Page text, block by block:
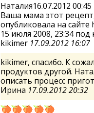
Наталия16.07.2012 00:45
Ваша мама этот
опубликовала на
15 июля 2008, 23:34
kikimer 17.09.2012 16:07
kikimer, спасибо. К
продуктов другой.
описать процесс
Ирина 17.09.2012 20:32